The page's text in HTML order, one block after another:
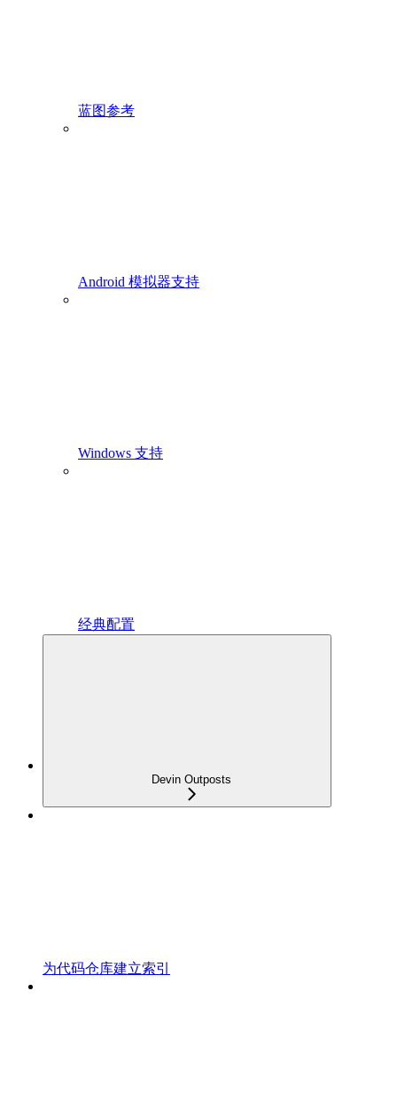
蓝图参考
Android 模拟器支持
Windows 支持
经典配置
Devin Outposts
为代码仓库建立索引